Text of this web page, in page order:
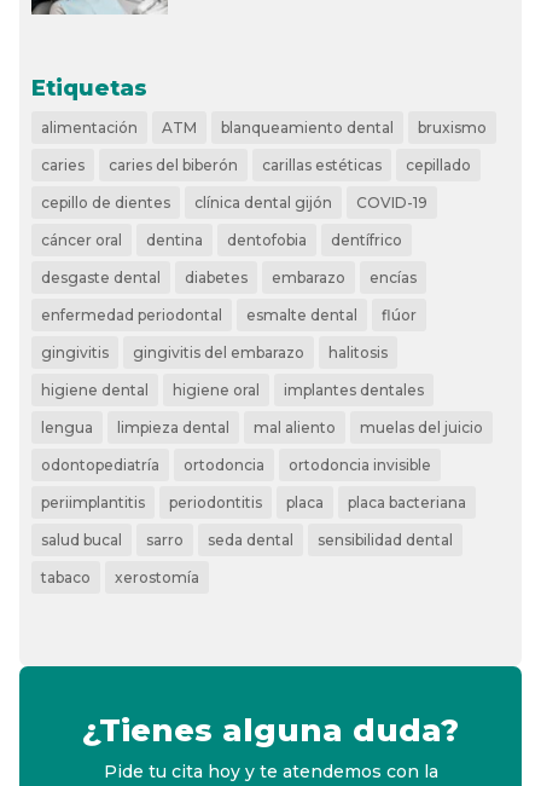
Etiquetas
alimentación ATM blanqueamiento dental bruxismo
caries caries del biberón carillas estéticas cepillado
cepillo de dientes clínica dental gijón COVID-19
cáncer oral dentina dentofobia dentífrico
desgaste dental diabetes embarazo encías
enfermedad periodontal esmalte dental flúor
gingivitis gingivitis del embarazo halitosis
higiene dental higiene oral implantes dentales
lengua limpieza dental mal aliento muelas del juicio
odontopediatría ortodoncia ortodoncia invisible
periimplantitis periodontitis placa placa bacteriana
salud bucal sarro seda dental sensibilidad dental
tabaco xerostomía
¿Tienes alguna duda?
Pide tu cita hoy y te atendemos con la